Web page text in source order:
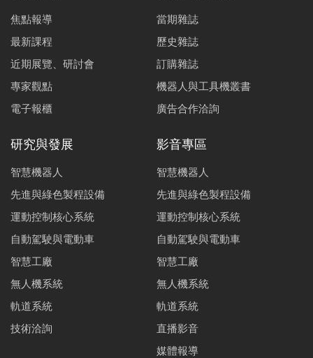
焦點報導
最新課程
近期展覽、研討會
專家觀點
電子報櫃
當期雜誌
歷史雜誌
訂購雜誌
機器人與工具機叢書
廣告合作洽詢
研究與發展
智慧機器人
先進與綠色製程設備
運動控制核心系統
自動駕駛與電動車
智慧工廠
無人機系統
軌道系統
技術洽詢
影音專區
智慧機器人
先進與綠色製程設備
運動控制核心系統
自動駕駛與電動車
智慧工廠
無人機系統
軌道系統
直播影音
媒體報導